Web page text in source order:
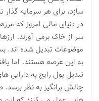
سازد، برای هر سرمایه گذار
در دنیای مالی امروز که
سر از خاک برمی آورند،
موضوعات تبدیل شده اند.
به این عرصه هستند، اما
تبدیل پول رایج به
چالش برانگیز به نظر برسد.